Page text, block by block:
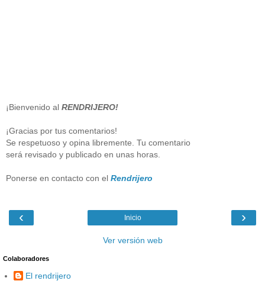
¡Bienvenido al RENDRIJERO!
¡Gracias por tus comentarios!
Se respetuoso y opina libremente. Tu comentario
será revisado y publicado en unas horas.
Ponerse en contacto con el Rendrijero
‹ ›
Inicio
Ver versión web
Colaboradores
El rendrijero